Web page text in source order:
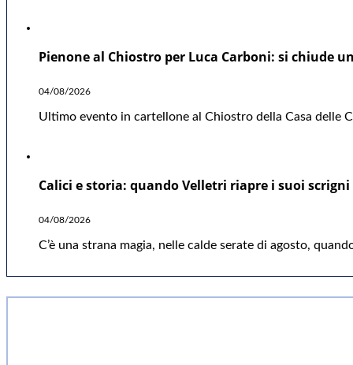
Pienone al Chiostro per Luca Carboni: si chiude
04/08/2026
Ultimo evento in cartellone al Chiostro della Casa delle
Calici e storia: quando Velletri riapre i suoi scrigni
04/08/2026
C’è una strana magia, nelle calde serate di agosto,